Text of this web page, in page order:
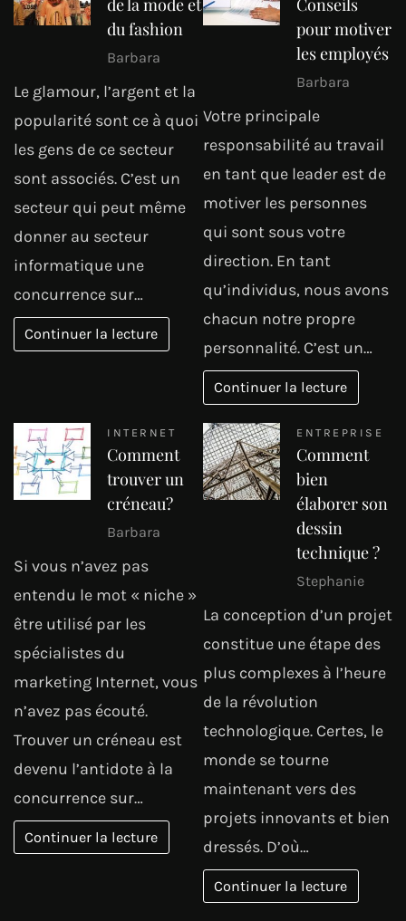
du fashion
Barbara
Le glamour, l’argent et la
popularité sont ce à quoi
les gens de ce secteur
sont associés. C’est un
secteur qui peut même
donner au secteur
informatique une
concurrence sur…
Continuer la lecture
pour motiver
les employés
Barbara
Votre principale
responsabilité au travail
en tant que leader est de
motiver les personnes
qui sont sous votre
direction. En tant
qu’individus, nous avons
chacun notre propre
personnalité. C’est un…
Continuer la lecture
INTERNET
Comment
trouver un
créneau?
Barbara
Si vous n’avez pas
entendu le mot « niche »
être utilisé par les
spécialistes du
marketing Internet, vous
n’avez pas écouté.
Trouver un créneau est
devenu l’antidote à la
concurrence sur…
Continuer la lecture
ENTREPRISE
Comment
bien
élaborer son
dessin
technique ?
Stephanie
La conception d’un projet
constitue une étape des
plus complexes à l’heure
de la révolution
technologique. Certes, le
monde se tourne
maintenant vers des
projets innovants et bien
dressés. D’où…
Continuer la lecture